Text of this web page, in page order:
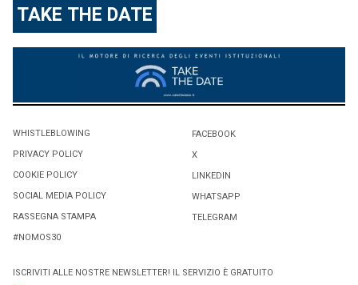
TAKE THE DATE
WHISTLEBLOWING
PRIVACY POLICY
COOKIE POLICY
SOCIAL MEDIA POLICY
RASSEGNA STAMPA
#NOMOS30
FACEBOOK
X
LINKEDIN
WHATSAPP
TELEGRAM
ISCRIVITI ALLE NOSTRE NEWSLETTER! IL SERVIZIO È GRATUITO